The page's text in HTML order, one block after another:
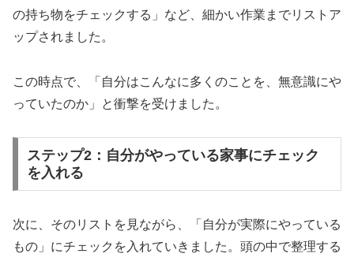
の持ち物をチェックする」など、細かい作業までリストア
ップされました。
この時点で、「自分はこんなに多くのことを、無意識にや
っていたのか」と衝撃を受けました。
ステップ2：自分がやっている家事にチェック
を入れる
次に、そのリストを見ながら、「自分が実際にやっている
もの」にチェックを入れていきました。頭の中で整理する